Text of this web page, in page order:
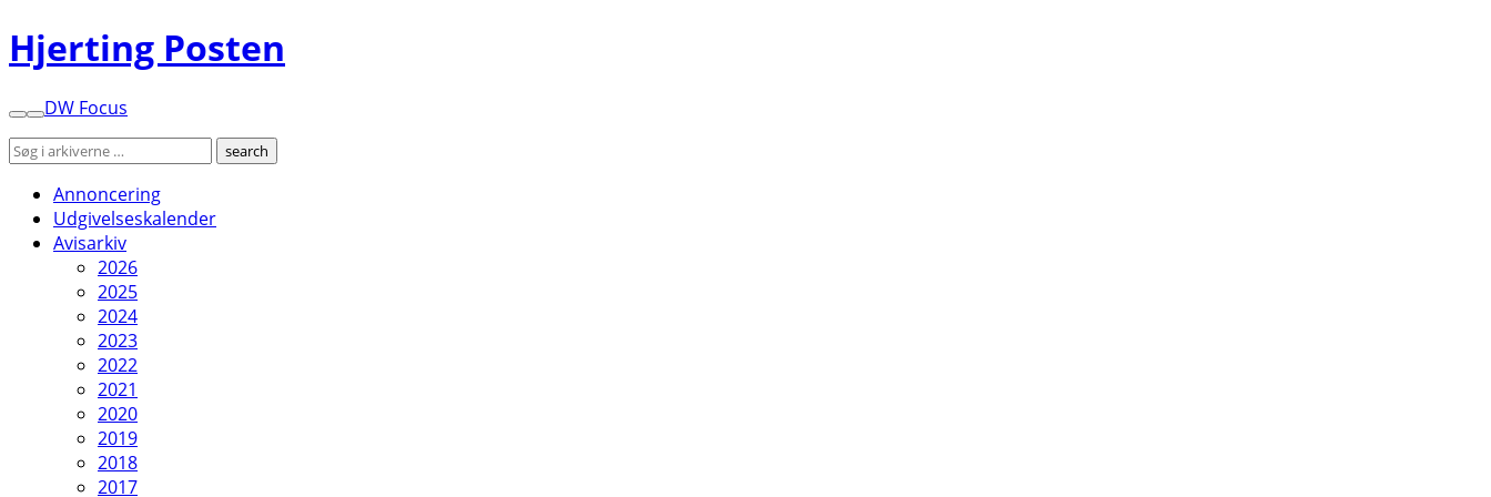
Hjerting Posten
DW Focus
Annoncering
Udgivelseskalender
Avisarkiv
2026
2025
2024
2023
2022
2021
2020
2019
2018
2017